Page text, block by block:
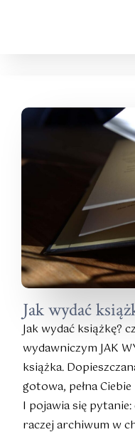
Jak wydać
Jak wydać książkę?
wydawniczym JAK
książka.
gotowa, pełna
I pojawia się
raczej archiwum w